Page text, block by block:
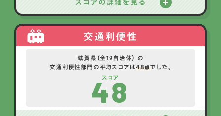
スコアの詳細を見る
交通利便性
滋賀県（全19自治体） の
交通利便性部門の平均スコアは48点でした。
スコア
48